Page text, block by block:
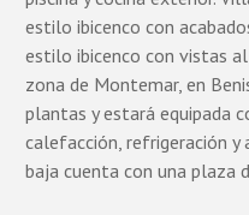
estilo ibicenco con
estilo ibicenco con vistas
zona de Montemar, en
plantas y estará equipada
calefacción, refrigeración
baja cuenta con una plaza